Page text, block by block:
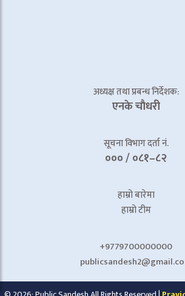
अध्यक्ष तथा प्रबन्ध निर्देशक:
एनके चाैधरी
सूचना विभाग दर्ता नं.
००० / ०८१–८२
हाम्रो बारेमा
हाम्रो टीम
+9779700000000